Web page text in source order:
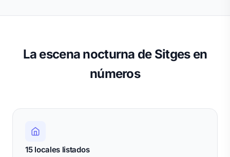
La escena nocturna de Sitges en
números
15 locales listados